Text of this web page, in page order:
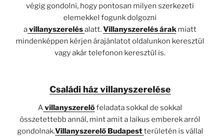
végig gondolni, hogy pontosan milyen szerkezeti
elemekkel fogunk dolgozni
avillanyszerelésalatt.Villanyszerelés árak miatt
mindenképpen kérjen árajánlatot oldalunkon keresztül
vagy akár telefonon keresztül is.
Családi ház villanyszerelése
Avillanyszerelőfeladata sokkal de sokkal
összetettebb annál, mint amit a laikus emberek arról
gondolnak.Villanyszerelő Budapestterületén is vállal